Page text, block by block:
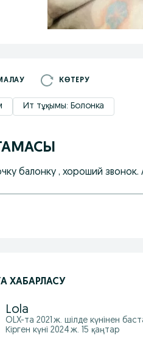
КӨТЕРУ
Ит тұқымы: Болонка
балонку , хороший звонок.
ХАБАРЛАСУ
Lola
OLX-та 2021 ж. шілде күнінен
Кірген күні 2024 ж. 15 қаңтар